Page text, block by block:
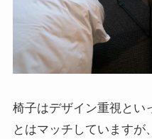
椅子はデザイン重視とい
とはマッチしていますが